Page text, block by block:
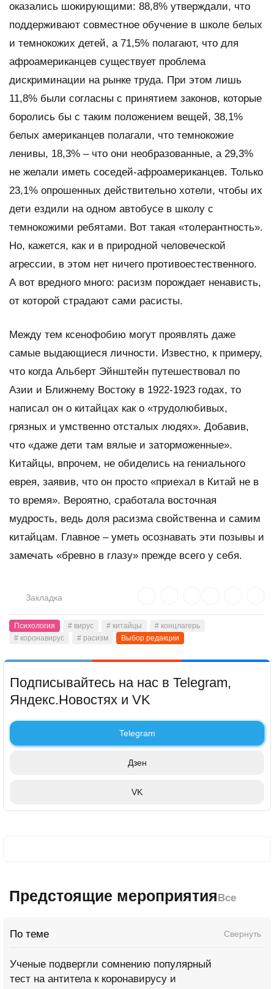
оказались шокирующими: 88,8% утверждали, что
поддерживают совместное обучение в школе белых
и темнокожих детей, а 71,5% полагают, что для
афроамериканцев существует проблема
дискриминации на рынке труда. При этом лишь
11,8% были согласны с принятием законов, которые
боролись бы с таким положением вещей, 38,1%
белых американцев полагали, что темнокожие
ленивы, 18,3% – что они необразованные, а 29,3%
не желали иметь соседей-афроамериканцев. Только
23,1% опрошенных действительно хотели, чтобы их
дети ездили на одном автобусе в школу с
темнокожими ребятами. Вот такая «толерантность».
Но, кажется, как и в природной человеческой
агрессии, в этом нет ничего противоестественного.
А вот вредного много: расизм порождает ненависть,
от которой страдают сами расисты.
Между тем ксенофобию могут проявлять даже
самые выдающиеся личности. Известно, к примеру,
что когда Альберт Эйнштейн путешествовал по
Азии и Ближнему Востоку в 1922-1923 годах, то
написал он о китайцах как о «трудолюбивых,
грязных и умственно отсталых людях». Добавив,
что «даже дети там вялые и заторможенные».
Китайцы, впрочем, не обиделись на гениального
еврея, заявив, что он просто «приехал в Китай не в
то время». Вероятно, сработала восточная
мудрость, ведь доля расизма свойственна и самим
китайцам. Главное – уметь осознавать эти позывы и
замечать «бревно в глазу» прежде всего у себя.
Закладка
Психология # вирус # китайцы
# концлагерь
# коронавирус
# расизм Выбор редакции
Подписывайтесь на нас в Telegram,
Яндекс.Новостях и VK
Telegram
Дзен
VK
Предстоящие мероприятияВсе
По теме Свернуть
Ученые подвергли сомнению популярный
тест на антитела к коронавирусу и